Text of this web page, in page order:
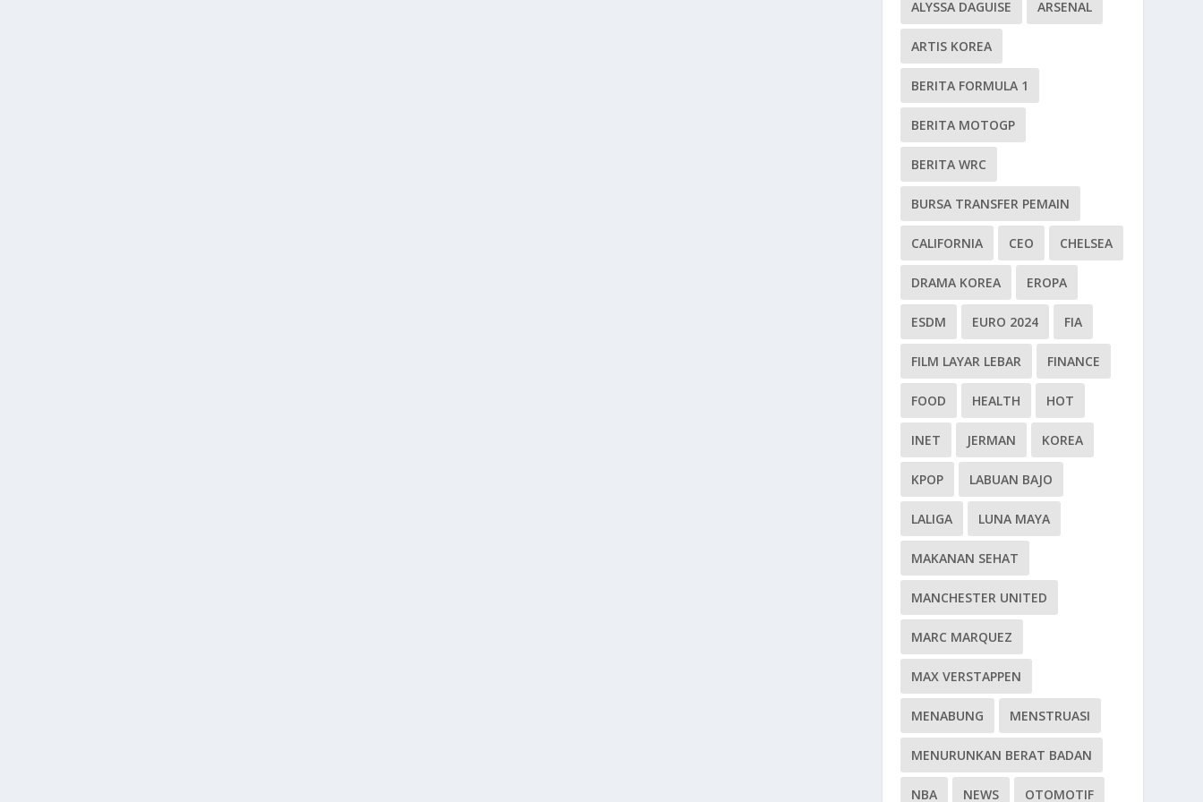
ALYSSA DAGUISE ARSENAL
ARTIS KOREA
BERITA FORMULA 1
BERITA MOTOGP
BERITA WRC
BURSA TRANSFER PEMAIN
CALIFORNIA CEO CHELSEA
DRAMA KOREA EROPA
ESDM EURO 2024 FIA
FILM LAYAR LEBAR FINANCE
FOOD HEALTH HOT
INET JERMAN KOREA
KPOP LABUAN BAJO
LALIGA LUNA MAYA
MAKANAN SEHAT
MANCHESTER UNITED
MARC MARQUEZ
MAX VERSTAPPEN
MENABUNG MENSTRUASI
MENURUNKAN BERAT BADAN
NBA NEWS OTOMOTIF